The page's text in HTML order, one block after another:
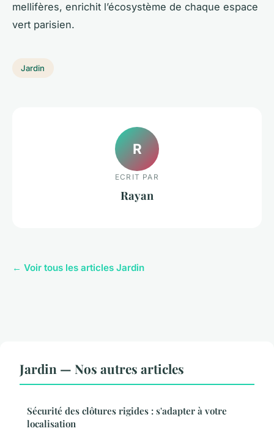
mellifères, enrichit l’écosystème de chaque espace
vert parisien.
Jardin
R
ECRIT PAR
Rayan
← Voir tous les articles Jardin
Jardin — Nos autres articles
Sécurité des clôtures rigides : s'adapter à votre
localisation